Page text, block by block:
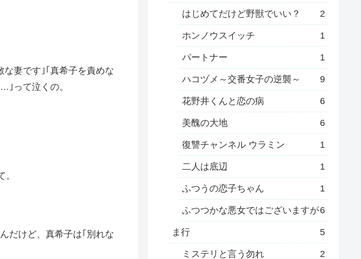
妻です｣｢真希子を責めな
｣って泣くの。
だけど、真希子は｢別れな
はじめてだけど野獣でいい？ 2
ホンノウスイッチ 1
パートナー 1
ハコヅメ～交番女子の逆襲～ 9
花野井くんと恋の病 6
美醜の大地 6
復讐チャンネル ウラミン 1
二人は底辺 1
ふつうの恋子ちゃん 1
ふつつかな悪女ではございますが6
ま行 5
ミステリと言う勿れ 2